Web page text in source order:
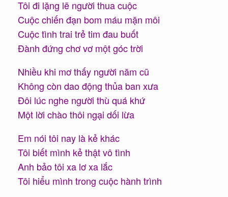
Tôi đi lặng lẽ người thua cuộc
Cuộc chiến đạn bom máu mặn môi
Cuộc tình trai trẻ tim đau buốt
Đành đứng chơ vơ một góc trời
Nhiều khi mơ thấy người năm cũ
Không còn dao động thủa ban xưa
Đôi lúc nghe người thù quá khứ
Một lời chào thôi ngại dối lừa
Em nói tôi nay là kẻ khác
Tôi biết mình kẻ thật vô tình
Anh bảo tôi xa lơ xa lắc
Tôi hiểu mình trong cuộc hành trình